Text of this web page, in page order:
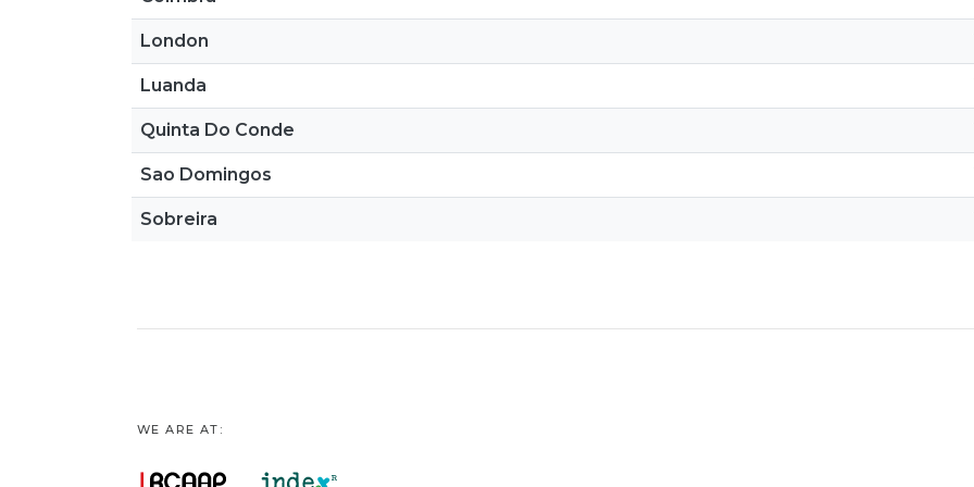
London
Luanda
Quinta Do Conde
Sao Domingos
Sobreira
WE ARE AT: